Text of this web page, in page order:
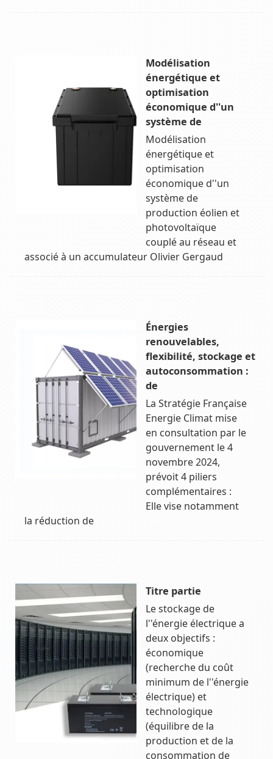
Modélisation
énergétique et
optimisation
économique d''un
système de
Modélisation
énergétique et
optimisation
économique d''un
système de
production éolien et
photovoltaïque
couplé au réseau et
associé à un accumulateur Olivier Gergaud
Énergies
renouvelables,
flexibilité, stockage et
autoconsommation :
de
La Stratégie Française
Energie Climat mise
en consultation par le
gouvernement le 4
novembre 2024,
prévoit 4 piliers
complémentaires :
Elle vise notamment
la réduction de
Titre partie
Le stockage de
l''énergie électrique a
deux objectifs :
économique
(recherche du coût
minimum de l''énergie
électrique) et
technologique
(équilibre de la
production et de la
consommation de